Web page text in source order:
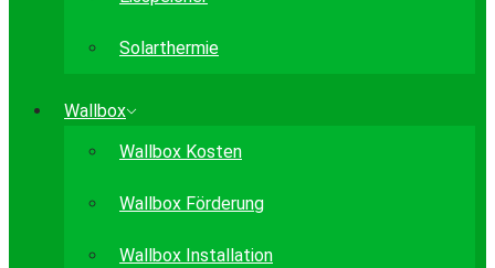
Solarthermie
Wallbox
Wallbox Kosten
Wallbox Förderung
Wallbox Installation